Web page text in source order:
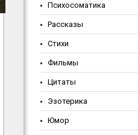
Психосоматика
Рассказы
Стихи
Фильмы
Цитаты
Эзотерика
Юмор